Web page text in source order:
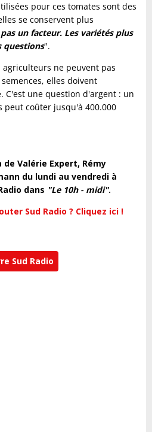
pour ces tomates sont des
se conservent plus
un facteur. Les variétés plus
questions".
ne peuvent pas
elles doivent
C'est une question d'argent : un
peut coûter jusqu'à 400.000
Valérie Expert, Rémy
du lundi au vendredi à
dans "Le 10h - midi".
Sud Radio ? Cliquez ici !
Sud Radio